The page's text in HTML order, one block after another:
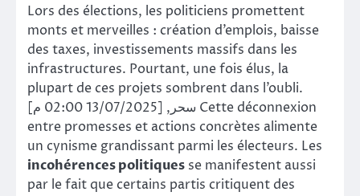
Lors des élections, les politiciens promettent
monts et merveilles : création d’emplois, baisse
des taxes, investissements massifs dans les
infrastructures. Pourtant, une fois élus, la
plupart de ces projets sombrent dans l’oubli.
سحر, [13/07/2025 02:00 م] Cette déconnexion
entre promesses et actions concrètes alimente
un cynisme grandissant parmi les électeurs. Les
incohérences politiques se manifestent aussi
par le fait que certains partis critiquent des